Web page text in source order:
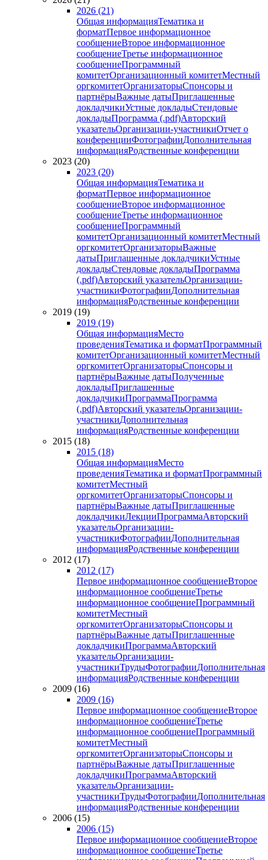
2026 (21)
Общая информацияТематика и
форматПервое информационное
сообщениеВторое информационное
сообщениеТретье информационное
сообщениеПрограммный
комитетОрганизационный комитетМестный
оргкомитетОрганизаторыСпонсоры и
партнёрыВажные датыПриглашенные
докладчикиУстные докладыСтендовые
докладыПрограмма (.pdf)Авторский
указательОрганизации-участникиОтчет о
конференцииФотографииДополнительная
информацияРодственные конференции
2023 (20)
2023 (20)
Общая информацияТематика и
форматПервое информационное
сообщениеВторое информационное
сообщениеТретье информационное
сообщениеПрограммный
комитетОрганизационный комитетМестный
оргкомитетОрганизаторыВажные
датыПриглашенные докладчикиУстные
докладыСтендовые докладыПрограмма
(.pdf)Авторский указательОрганизации-
участникиФотографииДополнительная
информацияРодственные конференции
2019 (19)
2019 (19)
Общая информацияМесто
проведенияТематика и форматПрограммный
комитетОрганизационный комитетМестный
оргкомитетОрганизаторыСпонсоры и
партнёрыВажные датыПолученные
докладыПриглашенные
докладчикиПрограммаПрограмма
(.pdf)Авторский указательОрганизации-
участникиДополнительная
информацияРодственные конференции
2015 (18)
2015 (18)
Общая информацияМесто
проведенияТематика и форматПрограммный
комитетМестный
оргкомитетОрганизаторыСпонсоры и
партнёрыВажные датыПриглашенные
докладчикиЛекцииПрограммаАвторский
указательОрганизации-
участникиФотографииДополнительная
информацияРодственные конференции
2012 (17)
2012 (17)
Первое информационное сообщениеВторое
информационное сообщениеТретье
информационное сообщениеПрограммный
комитетМестный
оргкомитетОрганизаторыСпонсоры и
партнёрыВажные датыПриглашенные
докладчикиПрограммаАвторский
указательОрганизации-
участникиТрудыФотографииДополнительная
информацияРодственные конференции
2009 (16)
2009 (16)
Первое информационное сообщениеВторое
информационное сообщениеТретье
информационное сообщениеПрограммный
комитетМестный
оргкомитетОрганизаторыСпонсоры и
партнёрыВажные датыПриглашенные
докладчикиПрограммаАвторский
указательОрганизации-
участникиТрудыФотографииДополнительная
информацияРодственные конференции
2006 (15)
2006 (15)
Первое информационное сообщениеВторое
информационное сообщениеТретье